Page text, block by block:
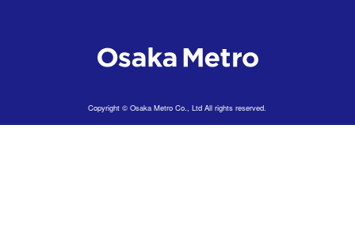
Copyright © Osaka Metro Co., Ltd All rights reserved.